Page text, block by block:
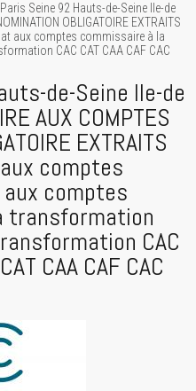
Seine 92 Hauts-de-Seine Ile-de
OBLIGATOIRE EXTRAITS
aux comptes commissaire à la
CAC CAT CAA CAF CAC
de-Seine Ile-de
AUX COMPTES
EXTRAITS
comptes
comptes
transformation
CAC
CAA CAF CAC